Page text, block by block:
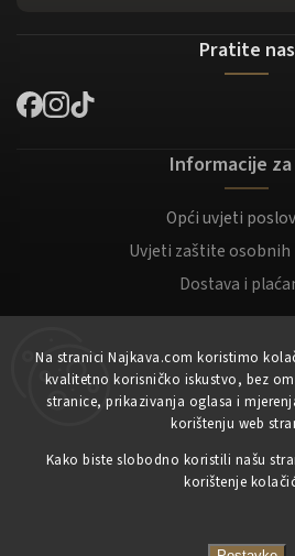
Na stranici Najkava.com koristimo
kvalitetno korisničko iskustvo, bez
stranice, prikazivanja oglasa i
korištenju web
Kako biste slobodno koristili našu
korištenje
Pratite nas
Informacije za
Opći uvjeti
Uvjeti zaštite osobnih
Dostava i
Moj račun
Registracija
Prijaviti se
Copyright 2023NajKava.com